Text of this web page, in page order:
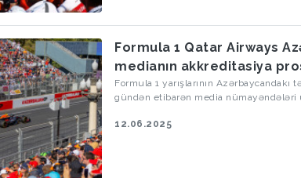
Formula 1 Qatar Airways
medianın akkreditasiya
Formula 1 yarışlarının
gündən etibarən media nümayəndələri
12.06.2025